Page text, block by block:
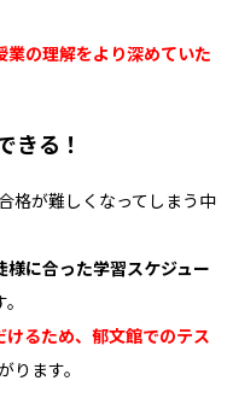
業の理解をより深めていた
きる！
格が難しくなってしまう中
様に合った学習スケジュー
るため、郁文館でのテス
ります。